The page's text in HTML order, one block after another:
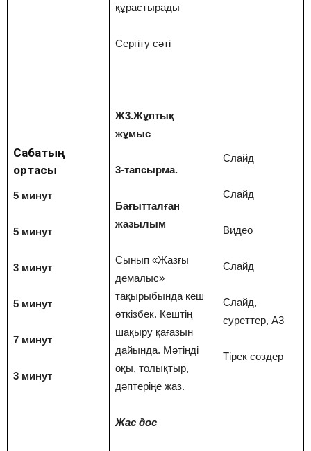
Сабақтың
ортасы
5 минут
5 минут
3 минут
5 минут
7 минут
3 минут
құрастырады
Сергіту сәті
Ж3.Жұптық
жұмыс
3-тапсырма.
Бағытталған
жазылым
Сынып «Жазғы
демалыс»
тақырыбында кеш
өткізбек. Кештің
шақыру қағазын
дайында. Мәтінді
оқы, толықтыр,
дәптеріңе жаз.
Жас дос
Слайд
Слайд
Видео
Слайд
Слайд,
суреттер, А3
Тірек сөздер